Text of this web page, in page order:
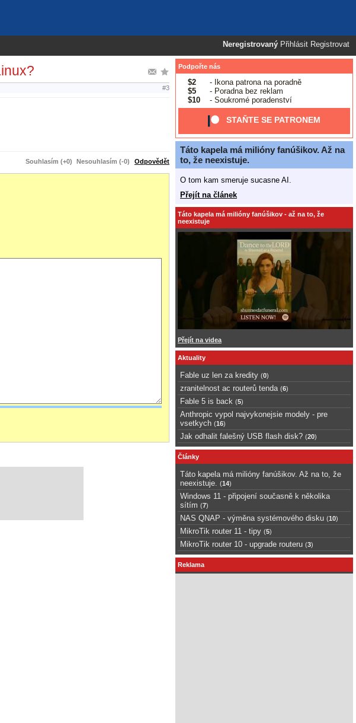
Neregistrovaný Přihlásit Registrovat
#3
Souhlasím (+0) Nesouhlasím (-0) Odpovědět
Podpořte nás
$2
- Ikona patrona na poradně
$5
- Poradna bez reklam
$10
- Soukromé poradenství
STAŇTE SE PATRONEM
Táto kapela má milióny fanúšikov. Až na
to, že neexistuje.
O tom kam smeruje sucasne AI.
Přejít na článek
Táto kapela má milióny fanúšikov - až na to, že
neexistuje
Přejít na videa
Aktuality
Fable uz len za kredity (0)
zranitelnost ac routerů tenda (6)
Fable 5 is back (5)
Anthropic vypol najvykonejsie modely - pre
vsetkych (16)
Jak odhalit falešný USB flash disk? (20)
Články
Táto kapela má milióny fanúšikov. Až na to, že
neexistuje.
(14)
Windows 11 - připojení současně k několika
sítím (7)
NAS QNAP - výměna systémového disku (10)
MikroTik router 11 - tipy (5)
MikroTik router 10 - upgrade routeru (3)
Reklama